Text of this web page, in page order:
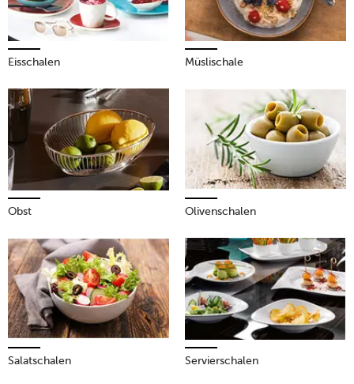
Eisschalen Müslischale
Obst Olivenschalen
Salatschalen Servierschalen